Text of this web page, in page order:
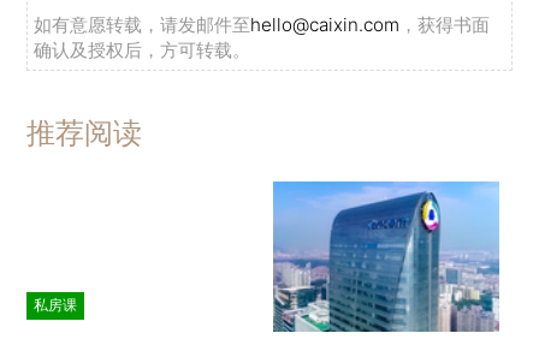
如有意愿转载，请发邮件至hello@caixin.com ，获得书面
确认及授权后，方可转载。
推荐阅读
私房课